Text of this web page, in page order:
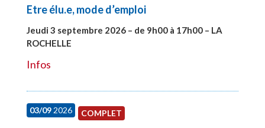
Etre élu.e, mode d’emploi
Jeudi 3 septembre 2026 – de 9h00 à 17h00 – LA
ROCHELLE
Infos
03/092026 COMPLET